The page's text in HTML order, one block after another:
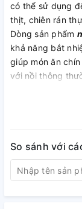
có thể sử dụng
thịt, chiên rán
Dòng sản phẩm
khả năng bắt
giúp món ăn
với nồi thông
So sánh với